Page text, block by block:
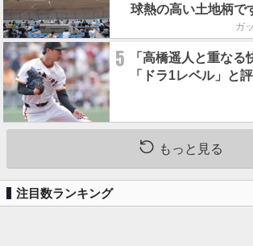
球熱の高い土地柄で
ガ
5
「高橋遥人と重な
「ドラ1レベル」と
もっと見る
注目数ランキング